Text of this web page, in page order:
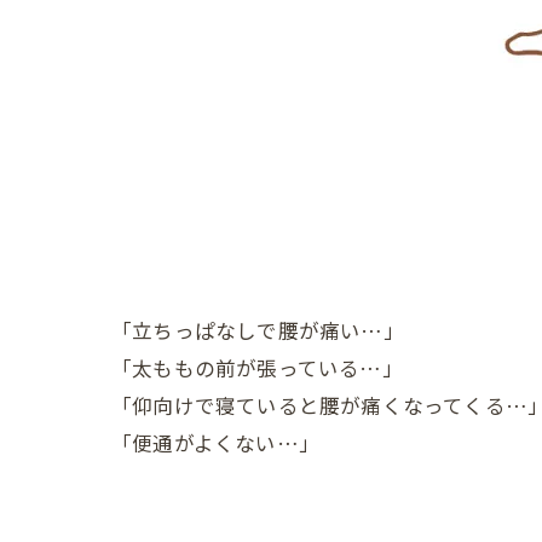
「立ちっぱなしで腰が痛い…」
「太ももの前が張っている…」
「仰向けで寝ていると腰が痛くなってくる…
「便通がよくない…」